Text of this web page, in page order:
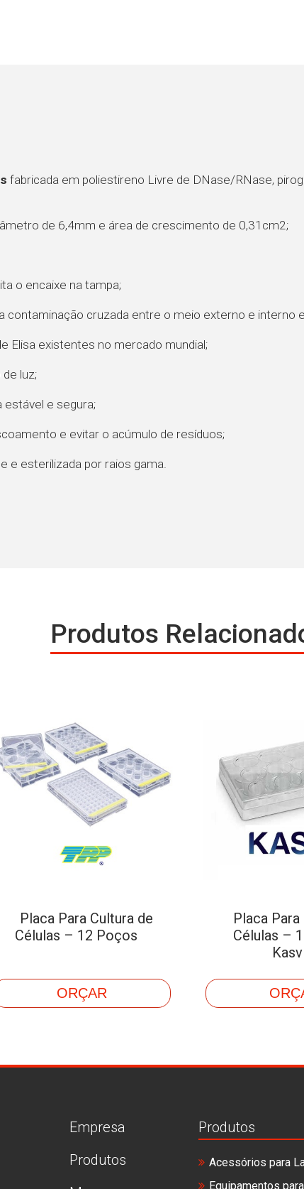
fabricada em poliestireno Livre de DNase/RNase,
de 6,4mm e área de crescimento de 0,31cm2;
o encaixe na tampa;
contaminação cruzada entre o meio externo e interno
Elisa existentes no mercado mundial;
luz;
estável e segura;
e evitar o acúmulo de resíduos;
e esterilizada por raios gama.
Produtos
Placa Para Cultura de
Células – 12 Poços
ORÇAR
Placa
Células –
Empresa
Produtos
Produtos
Acessórios para
Equipamentos